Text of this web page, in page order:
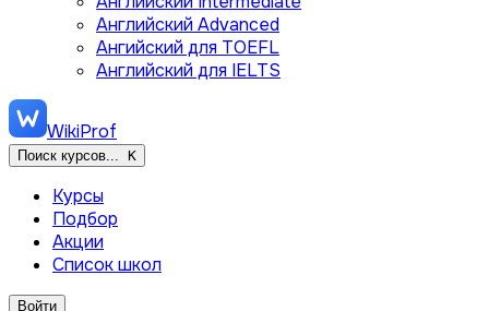
Английский Advanced
Ангийский для TOEFL
Английский для IELTS
WikiProf
Поиск курсов... K
Курсы
Подбор
Акции
Список школ
Войти